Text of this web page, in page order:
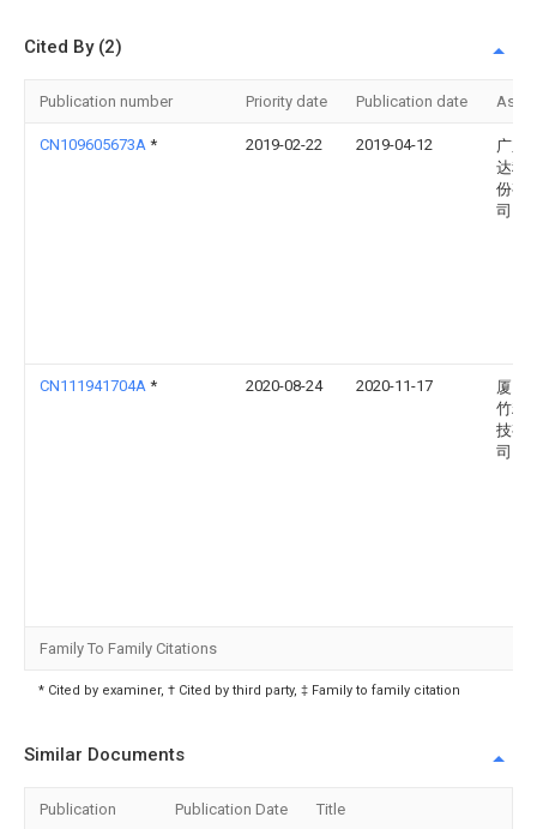
Cited By (2)
Publication number Priority date Publication date
CN109605673A * 2019-02-22 2019-04-12
广东
达科
份有
司
CN111941704A * 2020-08-24 2020-11-17
厦门
竹精
技有
司
Family To Family Citations
* Cited by examiner, † Cited by third party, ‡ Family to family citation
Similar Documents
Publication Publication Date Title